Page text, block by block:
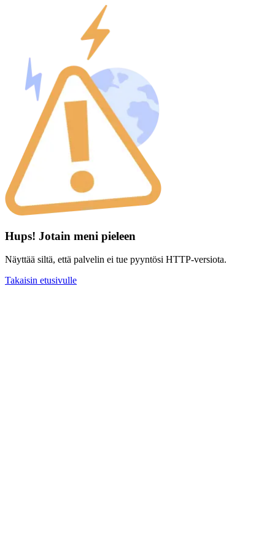
Hups! Jotain meni pieleen
Näyttää siltä, että palvelin ei tue pyyntösi HTTP-versiota.
Takaisin etusivulle